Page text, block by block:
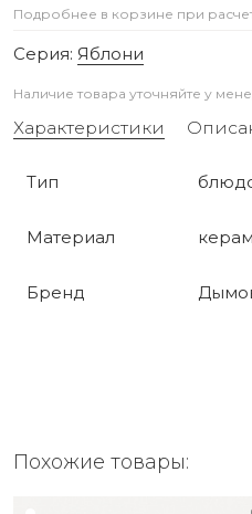
Подробнее в корзине при
Серия: Яблони
Наличие товара уточняйте у
Характеристики
Тип
Материал
Бренд
Похожие товары: